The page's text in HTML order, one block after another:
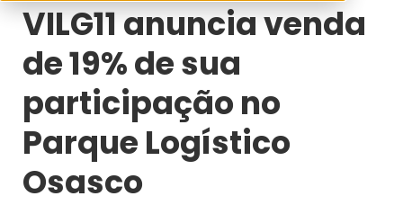
VILG11 anuncia venda
de 19% de sua
participação no
Parque Logístico
Osasco